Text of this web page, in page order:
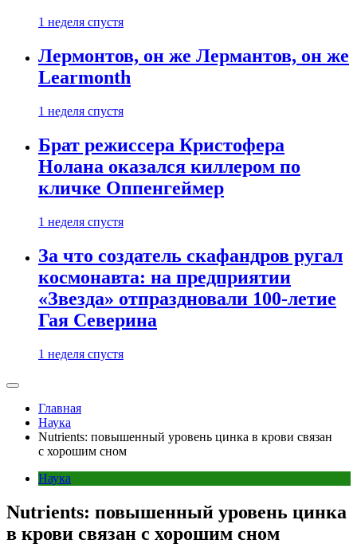
1 неделя спустя
Лермонтов, он же Лермантов, он же
Learmonth
1 неделя спустя
Брат режиссера Кристофера
Нолана оказался киллером по
кличке Оппенгеймер
1 неделя спустя
За что создатель скафандров ругал
космонавта: на предприятии
«Звезда» отпраздновали 100-летие
Гая Северина
1 неделя спустя
Главная
Наука
Nutrients: повышенный уровень цинка в крови связан
с хорошим сном
Наука
Nutrients: повышенный уровень цинка
в крови связан с хорошим сном